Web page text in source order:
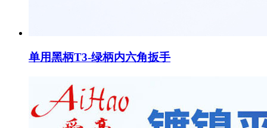
单用黑柄T3-绿柄内六角扳手